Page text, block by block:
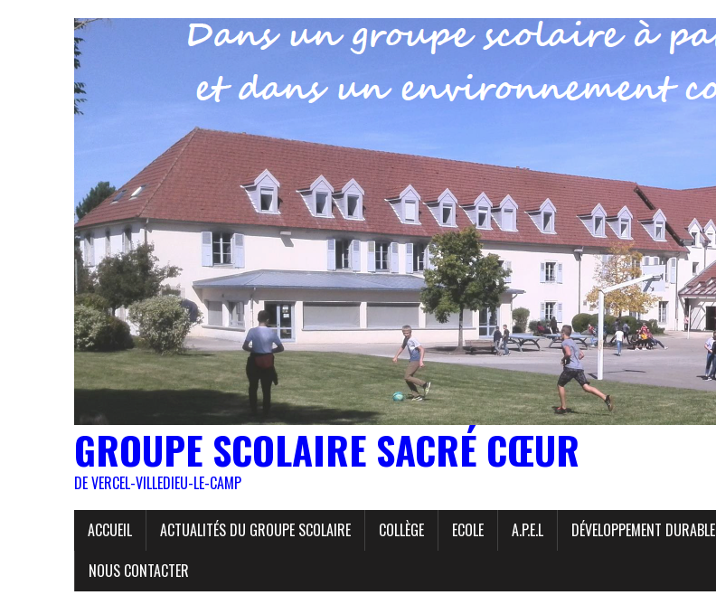
GROUPE SCOLAIRE SACRÉ CŒUR
DE VERCEL-VILLEDIEU-LE-CAMP
ACCUEIL ACTUALITÉS DU GROUPE SCOLAIRE COLLÈGE ECOLE A.P.E.L DÉVELOPPEMENT DURABLE
NOUS CONTACTER